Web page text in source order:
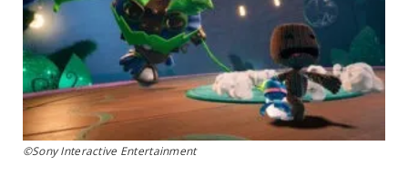
©Sony Interactive Entertainment